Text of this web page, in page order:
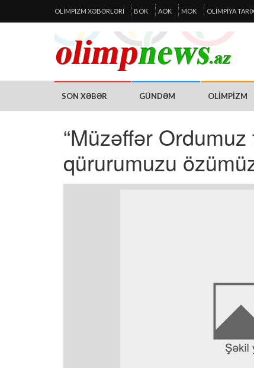
OLIMPIZM XƏBƏRLƏRI BOK AOK MOK OLIMPIYA
SON XƏBƏR GÜNDƏM OLIMPIZM
“Müzəffər Ordumuz
qürurumuzu